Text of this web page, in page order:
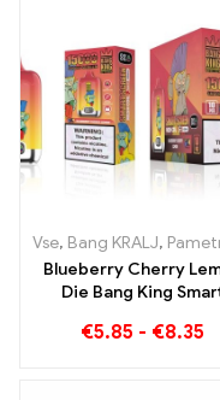
Vse, Bang KRALJ, Pametni zaslon Bang King
Blueberry Cherry
Die Bang King
Pregled inovativne e-
€5.85 - €8.35